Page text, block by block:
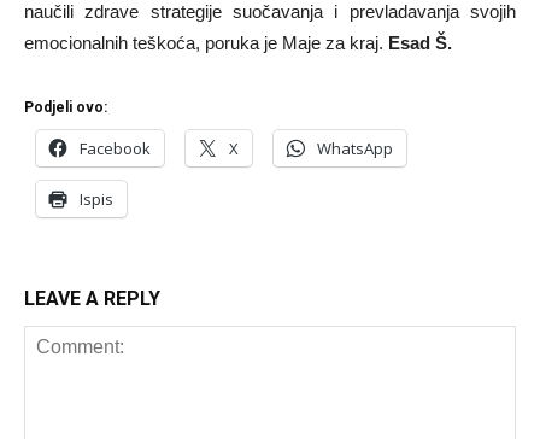
naučili zdrave strategije suočavanja i prevladavanja svojih
emocionalnih teškoća, poruka je Maje za kraj. Esad Š.
Podjeli ovo:
Facebook X WhatsApp
Ispis
LEAVE A REPLY